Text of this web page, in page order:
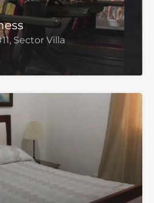
Sector Villa